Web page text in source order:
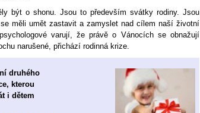
být o shonu. Jsou to především svátky rodiny. Jsou
měli umět zastavit a zamyslet nad cílem naší životní
varují, že právě o Vánocích se obnažují
narušené, přichází rodinná krize.
druhého
kterou
i dětem